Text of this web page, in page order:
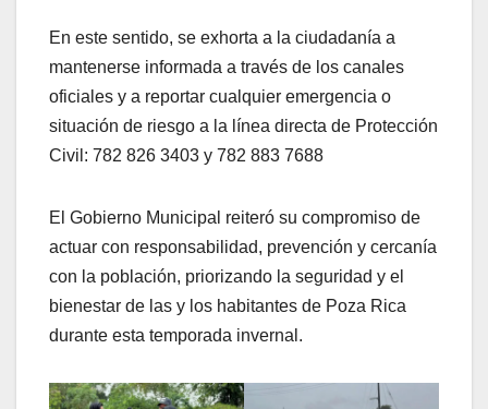
En este sentido, se exhorta a la ciudadanía a
mantenerse informada a través de los canales
oficiales y a reportar cualquier emergencia o
situación de riesgo a la línea directa de Protección
Civil: 782 826 3403 y 782 883 7688
El Gobierno Municipal reiteró su compromiso de
actuar con responsabilidad, prevención y cercanía
con la población, priorizando la seguridad y el
bienestar de las y los habitantes de Poza Rica
durante esta temporada invernal.